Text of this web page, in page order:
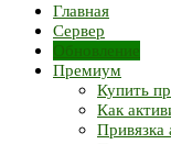
Главная
Сервер
Обновление
Премиум
Купить
Как
Привязка